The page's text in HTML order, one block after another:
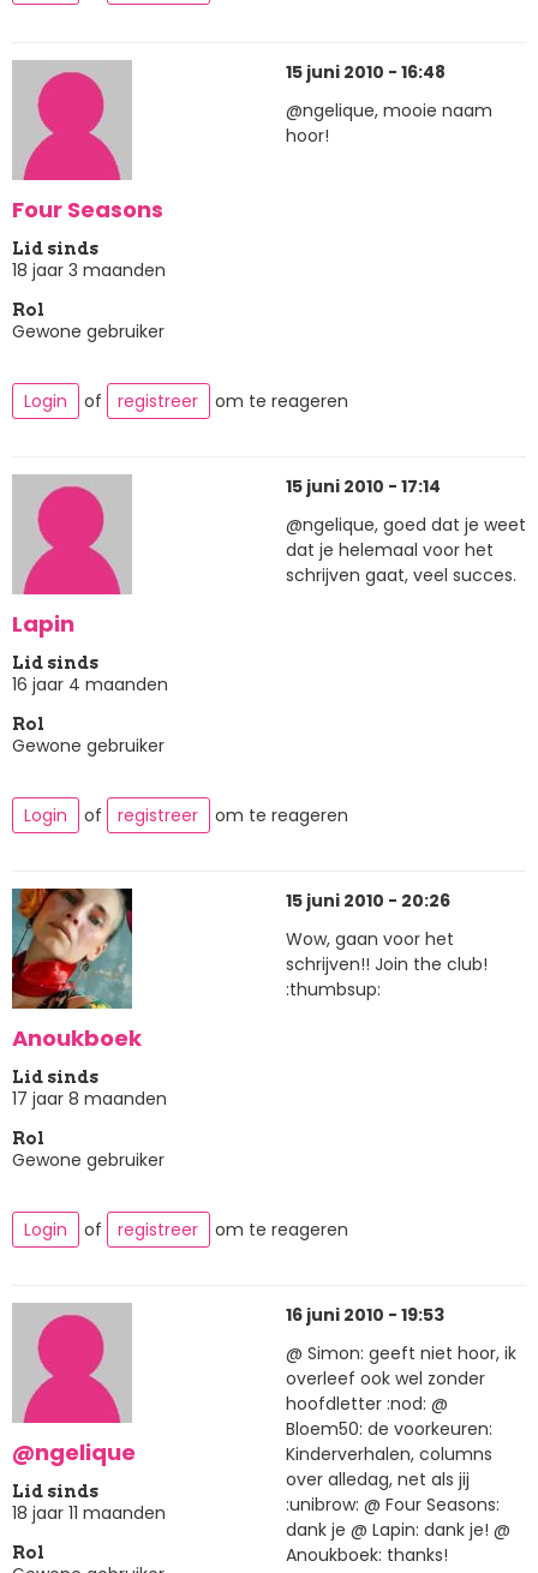
Four Seasons
Lid sinds
18 jaar 3 maanden
Rol
Gewone gebruiker
15 juni 2010 - 16:48
@ngelique, mooie naam
hoor!
Login of registreer om te reageren
Lapin
Lid sinds
16 jaar 4 maanden
Rol
Gewone gebruiker
15 juni 2010 - 17:14
@ngelique, goed dat je weet
dat je helemaal voor het
schrijven gaat, veel succes.
Login of registreer om te reageren
Anoukboek
Lid sinds
17 jaar 8 maanden
Rol
Gewone gebruiker
15 juni 2010 - 20:26
Wow, gaan voor het
schrijven!! Join the club!
:thumbsup:
Login of registreer om te reageren
@ngelique
Lid sinds
18 jaar 11 maanden
Rol
16 juni 2010 - 19:53
@ Simon: geeft niet hoor, ik
overleef ook wel zonder
hoofdletter :nod: @
Bloem50: de voorkeuren:
Kinderverhalen, columns
over alledag, net als jij
:unibrow: @ Four Seasons:
dank je @ Lapin: dank je! @
Anoukboek: thanks!